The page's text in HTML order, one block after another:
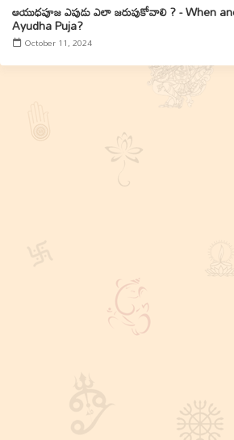
ఆయుధపూజ ఎపుడు ఎలా జరుపుకోవాలి ? - When
Ayudha Puja?
October 11, 2024